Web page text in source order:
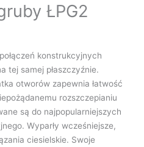
ŁPG2
konstrukcyjnych
tej samej płaszczyźnie.
otworów zapewnia łatwość
rozszczepianiu
są do najpopularniejszych
Wyparły wcześniejsze,
ciesielskie. Swoje